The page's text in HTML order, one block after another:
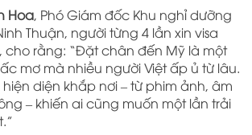
Hoa, Phó Giám đốc Khu nghỉ dưỡng
Thuận, người từng 4 lần xin visa
cho rằng: “Đặt chân đến Mỹ là một
mơ mà nhiều người Việt ấp ủ từ lâu.
diện khắp nơi – từ phim ảnh, âm
– khiến ai cũng muốn một lần trải